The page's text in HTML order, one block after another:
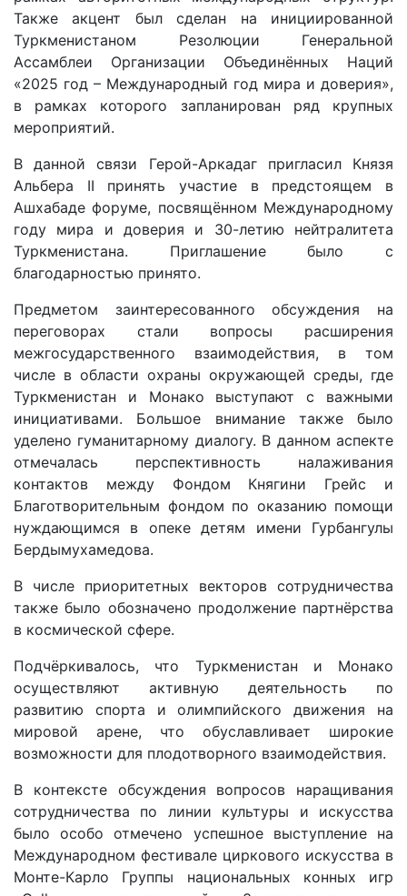
Также акцент был сделан на инициированной
Туркменистаном Резолюции Генеральной
Ассамблеи Организации Объединённых Наций
«2025 год – Международный год мира и доверия»,
в рамках которого запланирован ряд крупных
мероприятий.
В данной связи Герой-Аркадаг пригласил Князя
Альбера II принять участие в предстоящем в
Ашхабаде форуме, посвящённом Международному
году мира и доверия и 30-летию нейтралитета
Туркменистана. Приглашение было с
благодарностью принято.
Предметом заинтересованного обсуждения на
переговорах стали вопросы расширения
межгосударственного взаимодействия, в том
числе в области охраны окружающей среды, где
Туркменистан и Монако выступают с важными
инициативами. Большое внимание также было
уделено гуманитарному диалогу. В данном аспекте
отмечалась перспективность налаживания
контактов между Фондом Княгини Грейс и
Благотворительным фондом по оказанию помощи
нуждающимся в опеке детям имени Гурбангулы
Бердымухамедова.
В числе приоритетных векторов сотрудничества
также было обозначено продолжение парт­нёрства
в космической сфере.
Подчёркивалось, что Туркменистан и Монако
осуществляют активную деятельность по
развитию спорта и олимпийского движения на
мировой арене, что обуславливает широкие
возможности для плодотворного взаимодействия.
В контексте обсуждения ­вопросов наращивания
сотрудничества по линии культуры и искусства
было особо отмечено успешное выступление на
Международном фестивале циркового искусства в
Монте-Карло Группы национальных конных игр